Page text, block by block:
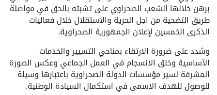
برهن خلالها الشعب الصحراوي على تشبثه بالحق في مواصلة
طريق التضحية من اجل الحرية والاستقلال خلال فعاليات
الذكرى الخمسين لإعلان الجمهورية الصحراوية.
وشدد على ضرورة الارتقاء بمناحي التسيير والخدمات
الأساسية وخلق الانسجام في العمل الجماعي وعكس الصورة
المشرفة لسير مؤسسات الدولة الصحراوية باعتبارها وسيلة
للوصول للهدف الاسمى في استكمال السيادة الوطنية.